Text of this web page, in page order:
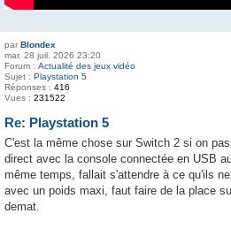
par Blondex
mar. 28 juil. 2026 23:20
Forum : Actualité des jeux vidéo
Sujet : Playstation 5
Réponses : 416
Vues : 231522
Re: Playstation 5
C'est la même chose sur Switch 2 si on
direct avec la console connectée en USB
même temps, fallait s'attendre à ce qu'ils
avec un poids maxi, faut faire de la place
demat.